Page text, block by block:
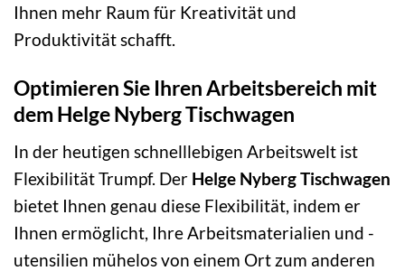
Ihnen mehr Raum für Kreativität und
Produktivität schafft.
Optimieren Sie Ihren Arbeitsbereich mit
dem Helge Nyberg Tischwagen
In der heutigen schnelllebigen Arbeitswelt ist
Flexibilität Trumpf. Der Helge Nyberg Tischwagen
bietet Ihnen genau diese Flexibilität, indem er
Ihnen ermöglicht, Ihre Arbeitsmaterialien und -
utensilien mühelos von einem Ort zum anderen